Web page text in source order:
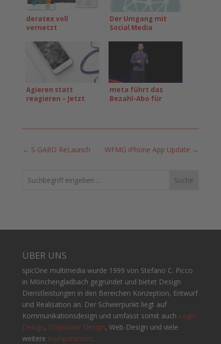
deratex voll
vernetzt
Der Umgang mit
Social Media
Agieren statt
reagieren – Jetzt
meta führt das
Bezahl-Abo für
← S-GARD ReLaunch WFMG iPhone App Update →
Search
ÜBER UNS
spicOne multimedia wurde 1999 von Stefano C. Picco
in Mönchengladbach gegründet und bietet Design
Dienstleistungen in den Bereichen Konzeption, Entwurf
und Realisation an. Der Schwerpunkt liegt auf
Kommunikationsdesign und umfasst somit auch Logo-
Design, Corporate Design, Web-Design und viele
weitere Kompetenzen.